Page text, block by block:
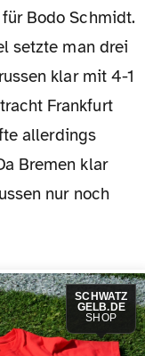
Bodo Schmidt.
setzte man drei
klar mit 4-1
Frankfurt
allerdings
Bremen klar
nur noch
SCHWATZ
GELB.DE
SHOP